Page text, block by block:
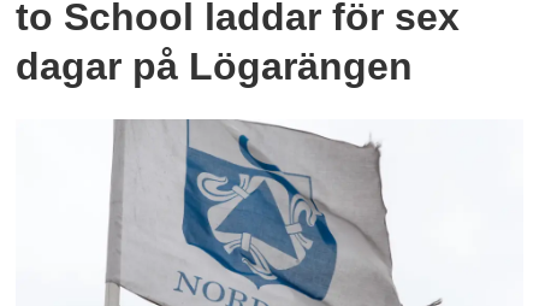
to School laddar för sex
dagar på Lögarängen